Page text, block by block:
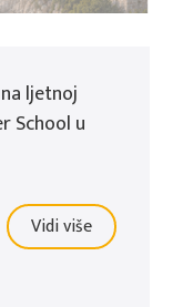
ljetnoj
School u
Vidi više